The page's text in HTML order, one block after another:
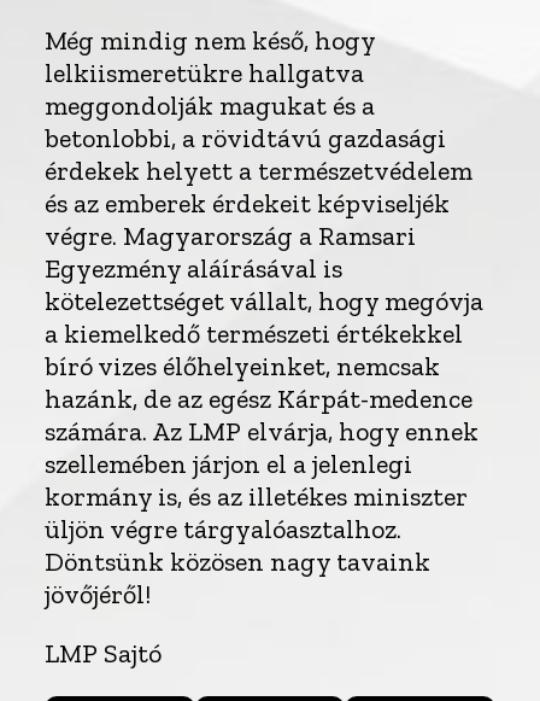
Még mindig nem késő, hogy
lelkiismeretükre hallgatva
meggondolják magukat és a
betonlobbi, a rövidtávú gazdasági
érdekek helyett a természetvédelem
és az emberek érdekeit képviseljék
végre. Magyarország a Ramsari
Egyezmény aláírásával is
kötelezettséget vállalt, hogy megóvja
a kiemelkedő természeti értékekkel
bíró vizes élőhelyeinket, nemcsak
hazánk, de az egész Kárpát-medence
számára. Az LMP elvárja, hogy ennek
szellemében járjon el a jelenlegi
kormány is, és az illetékes miniszter
üljön végre tárgyalóasztalhoz.
Döntsünk közösen nagy tavaink
jövőjéről!
LMP Sajtó